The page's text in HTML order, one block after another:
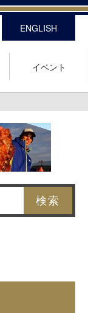
ENGLISH
イベント